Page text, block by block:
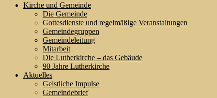
Kirche und Gemeinde
Die Gemeinde
Gottesdienste und regelmäßige Veranstaltungen
Gemeindegruppen
Gemeindeleitung
Mitarbeit
Die Lutherkirche – das Gebäude
90 Jahre Lutherkirche
Aktuelles
Geistliche Impulse
Gemeindebrief